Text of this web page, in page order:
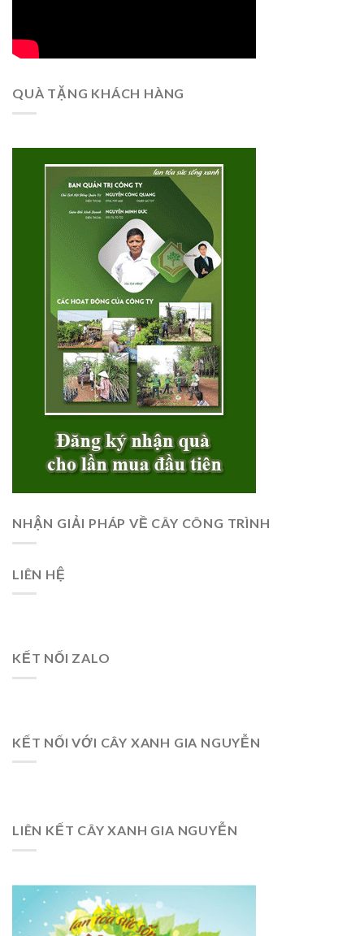
QUÀ TẶNG KHÁCH HÀNG
NHẬN GIẢI PHÁP VỀ CÂY CÔNG TRÌNH
LIÊN HỆ
KẾT NỐI ZALO
KẾT NỐI VỚI CÂY XANH GIA NGUYỄN
LIÊN KẾT CÂY XANH GIA NGUYỄN